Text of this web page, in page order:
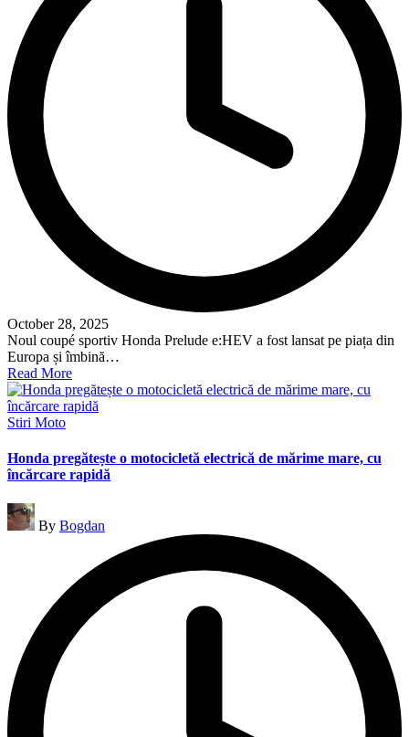
October 28, 2025
Noul coupé sportiv Honda Prelude e:HEV a fost lansat pe piața din
Europa și îmbină…
Read More
Posted
Stiri Moto
Honda pregătește o motocicletă electrică de mărime mare, cu
încărcare rapidă
Posted
by
By Bogdan